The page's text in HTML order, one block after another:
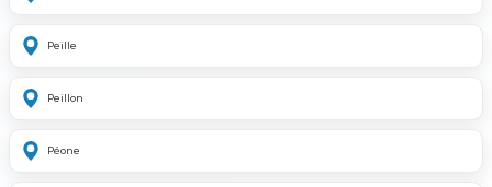
Peille
Peillon
Péone